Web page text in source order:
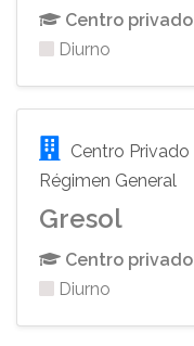
Centro privado
Diurno
Centro
Régimen General
Gresol
Centro privado
Diurno